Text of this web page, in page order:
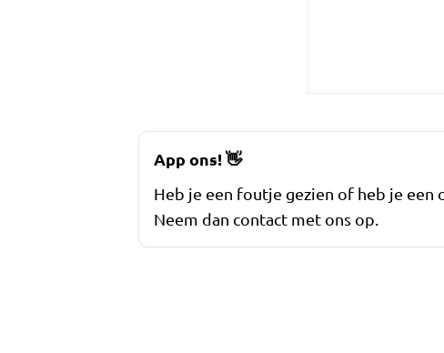
App ons!👋
Heb je een foutje gezien of heb je
Neem dan contact met ons op.